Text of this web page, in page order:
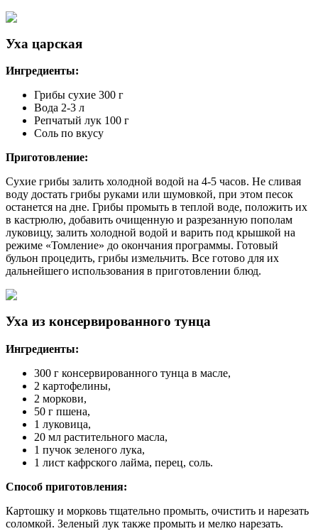
Уха царская
Ингредиенты:
Грибы сухие 300 г
Вода 2-3 л
Репчатый лук 100 г
Соль по вкусу
Приготовление:
Сухие грибы залить холодной водой на 4-5 часов. Не сливая
воду достать грибы руками или шумовкой, при этом песок
останется на дне. Грибы промыть в теплой воде, положить их
в кастрюлю, добавить очищенную и разрезанную пополам
луковицу, залить холодной водой и варить под крышкой на
режиме «Томление» до окончания программы. Готовый
бульон процедить, грибы измельчить. Все готово для их
дальнейшего использования в приготовлении блюд.
Уха из консервированного тунца
Ингредиенты:
300 г консервированного тунца в масле,
2 картофелины,
2 моркови,
50 г пшена,
1 луковица,
20 мл растительного масла,
1 пучок зеленого лука,
1 лист кафрского лайма, перец, соль.
Способ приготовления:
Картошку и морковь тщательно промыть, очистить и нарезать
соломкой. Зеленый лук также промыть и мелко нарезать.